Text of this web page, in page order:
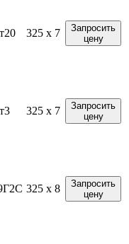
325 x 7
Запросить
цену
325 x 7
Запросить
цену
325 x 8
Запросить
цену